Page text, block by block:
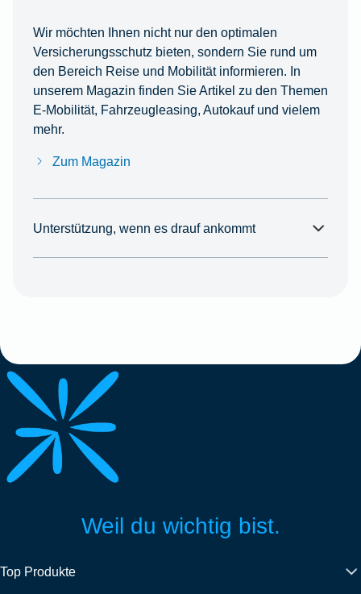
Wir möchten Ihnen nicht nur den optimalen
Versicherungsschutz bieten, sondern Sie rund um
den Bereich Reise und Mobilität informieren. In
unserem Magazin finden Sie Artikel zu den Themen
E-Mobilität, Fahrzeugleasing, Autokauf und vielem
mehr.
Zum Magazin
Unterstützung, wenn es drauf ankommt
Weil du wichtig bist.
Top Produkte